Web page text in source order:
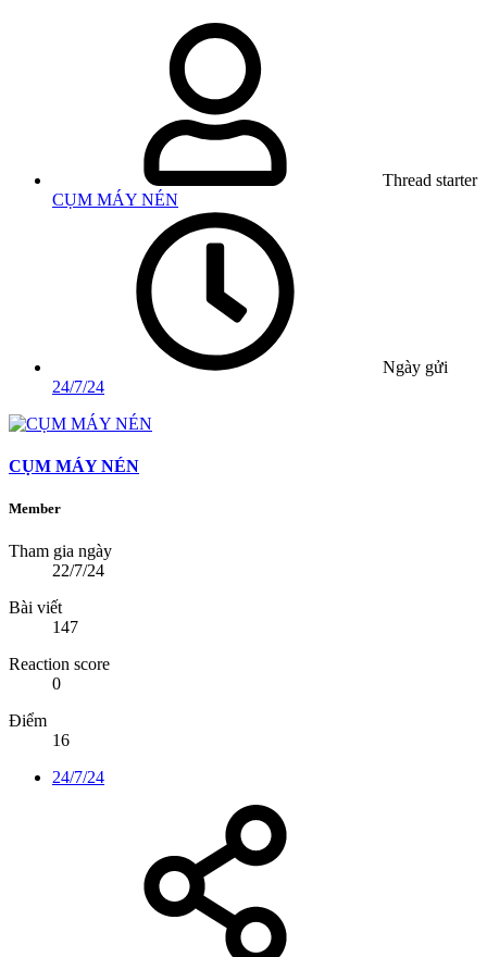
Thread starter
CỤM MÁY NÉN
Ngày gửi
24/7/24
CỤM MÁY NÉN
Member
Tham gia ngày
22/7/24
Bài viết
147
Reaction score
0
Điểm
16
24/7/24